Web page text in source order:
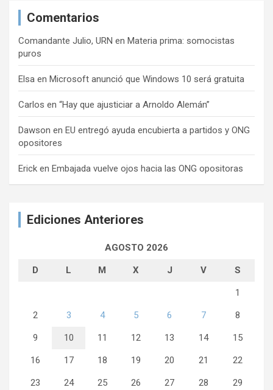
Comentarios
Comandante Julio, URN en Materia prima: somocistas
puros
Elsa en Microsoft anunció que Windows 10 será gratuita
Carlos en “Hay que ajusticiar a Arnoldo Alemán”
Dawson en EU entregó ayuda encubierta a partidos y ONG
opositores
Erick en Embajada vuelve ojos hacia las ONG opositoras
Ediciones Anteriores
AGOSTO 2026
D L M X J V S
1
2 3 4 5 6 7 8
9 10 11 12 13 14 15
16 17 18 19 20 21 22
23 24 25 26 27 28 29